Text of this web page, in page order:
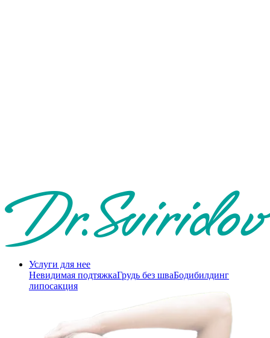
Услуги для нее
Невидимая подтяжкаГрудь без шваБодибилдинг
липосакция